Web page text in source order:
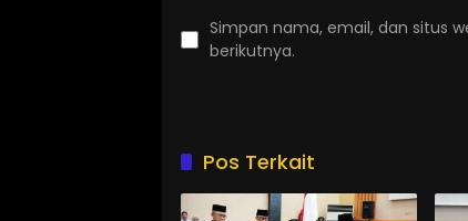
Simpan nama, email, dan situs
berikutnya.
Pos Terkait